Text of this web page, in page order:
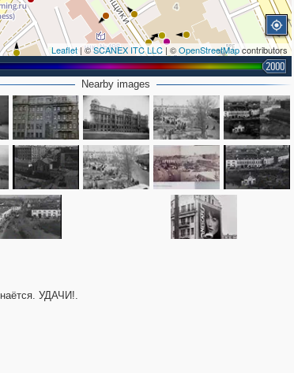
Leaflet | ©SCANEX ITC LLC | ©OpenStreetMapcontributors
2000
Nearby images
УДАЧИ!.